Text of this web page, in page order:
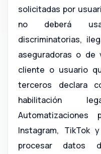
solicitadas por
no deberá
discriminatorias,
aseguradoras o de
cliente o usuario
terceros declara
habilitación
Automatizaciones
Instagram, TikTok
procesar datos